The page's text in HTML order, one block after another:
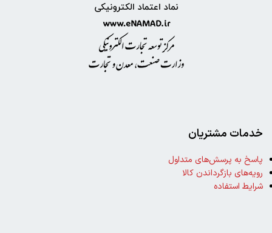
خدمات مشتریان
پاسخ به پرسش‌های متداول
رویه‌های بازگرداندن کالا
شرایط استفاده